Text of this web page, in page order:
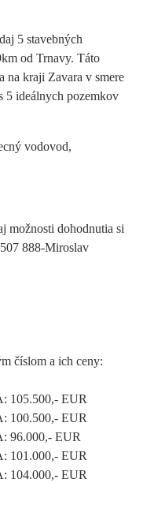
5 stavebných
od Trnavy. Táto
na kraji Zavara v smere
5 ideálnych pozemkov
vodovod,
možnosti dohodnutia si
888-Miroslav
číslom a ich ceny:
105.500,- EUR
100.500,- EUR
96.000,- EUR
101.000,- EUR
104.000,- EUR